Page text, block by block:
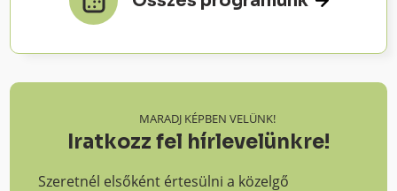
MARADJ KÉPBEN VELÜNK!
Iratkozz fel hírlevelünkre!
Szeretnél elsőként értesülni a közelgő